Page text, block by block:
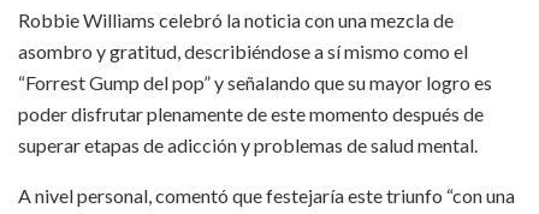
Robbie Williams celebró la noticia con una mezcla de
asombro y gratitud, describiéndose a sí mismo como el
“Forrest Gump del pop” y señalando que su mayor logro es
poder disfrutar plenamente de este momento después de
superar etapas de adicción y problemas de salud mental.
A nivel personal, comentó que festejaría este triunfo “con una